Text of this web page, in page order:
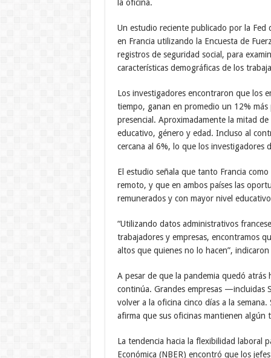
la oficina.
Un estudio reciente publicado por la Fed
en Francia utilizando la Encuesta de
registros de seguridad social, para
características demográficas de los
Los investigadores encontraron que los
tiempo, ganan en promedio un 12%
presencial. Aproximadamente la mitad
educativo, género y edad. Incluso al
cercana al 6%, lo que los investigadores
El estudio señala que tanto Francia
remoto, y que en ambos países las
remunerados y con mayor nivel
“Utilizando datos administrativos
trabajadores y empresas, encontramos
altos que quienes no lo hacen”,
A pesar de que la pandemia quedó atrás
continúa. Grandes empresas —incluidas
volver a la oficina cinco días a la
afirma que sus oficinas mantienen algún
La tendencia hacia la flexibilidad laboral
Económica (NBER) encontró que los